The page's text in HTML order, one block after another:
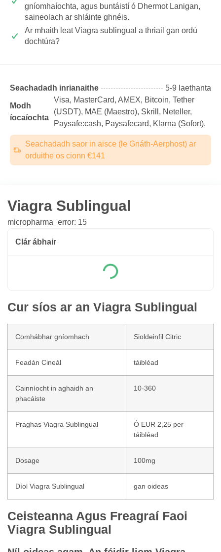
gníomhaíochta, agus buntáistí ó Dhermot Lanigan,
saineolach ar shláinte ghnéis.
Ar mhaith leat Viagra sublingual a thriail gan ordú
dochtúra?
Seachadadh inrianaithe 5-9 laethanta
Modh
íocaíochta
Visa, MasterCard, AMEX, Bitcoin, Tether
(USDТ), MAE (Maestro), Skrill, Neteller,
Paysafe:cash, Paysafecard, Klarna (Sofort).
Seachadadh saor in aisce (le Gnáth-Aerphost) ar
orduithe os cionn €141
Viagra Sublingual
micropharma_error: 15
Clár ábhair
Cur síos ar an Viagra Sublingual
Comhábhar gníomhach Sioldeinfil Citric
Feadán Cineál táibléad
Cainníocht in aghaidh an
phacáiste
10-360
Praghas Viagra Sublingual
Ó EUR 2,25 per
táibléad
Dosage 100mg
Díol Viagra Sublingual gan oideas
Ceisteanna Agus Freagraí Faoi
Viagra Sublingual